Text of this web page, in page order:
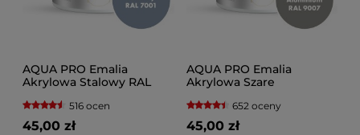
AQUA PRO Emalia
Akrylowa Stalowy RAL
516 ocen
45,00 zł
AQUA PRO Emalia
Akrylowa Szare
652 oceny
45,00 zł